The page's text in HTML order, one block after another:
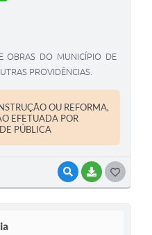
VISUALIZAR
BAIXAR
OBRAS DO MUNICÍPIO DE
PROVIDÊNCIAS.
OU REFORMA,
EFETUADA POR
PÚBLICA